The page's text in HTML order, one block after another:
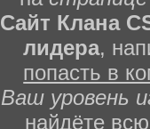
Сайт Клана
лидера,
попасть в
Ваш уровень
найдёте